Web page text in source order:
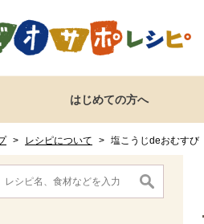
す。
する
はじめての方へ
> レシピについて > 塩こうじdeおむすび
から消費材検索メニューです。
材検索メニューここまで。
から本文です。